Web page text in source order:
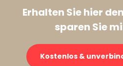
Erhalten Sie hier den
sparen Sie
Kostenlos &